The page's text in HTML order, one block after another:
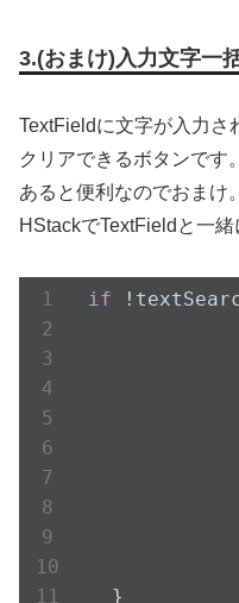
3.(おまけ)入力文字一
TextFieldに文字が入力さ
クリアできるボタンです。
あると便利なのでおまけ。
HStackでTextFieldと一緒
if
   }